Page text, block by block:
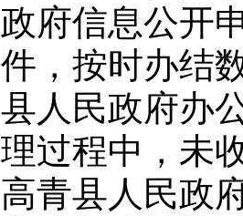
政府信息公开
件，按时办结
县人民政府办
理过程中，未
高青县人民政